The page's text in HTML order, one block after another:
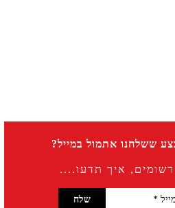
ששלחנו אתמול במייל?
איך תדעו....